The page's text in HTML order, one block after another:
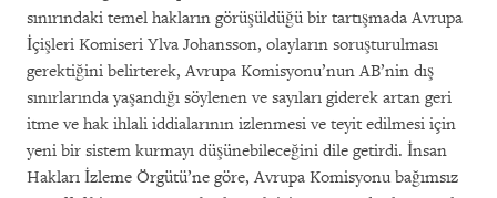
sınırındaki temel hakların görüşüldüğü bir tartışmada Avrupa
İçişleri Komiseri Ylva Johansson, olayların soruşturulması
gerektiğini belirterek, Avrupa Komisyonu’nun AB’nin dış
sınırlarında yaşandığı söylenen ve sayıları giderek artan geri
itme ve hak ihlali iddialarının izlenmesi ve teyit edilmesi için
yeni bir sistem kurmayı düşünebileceğini dile getirdi. İnsan
Hakları İzleme Örgütü’ne göre, Avrupa Komisyonu bağımsız